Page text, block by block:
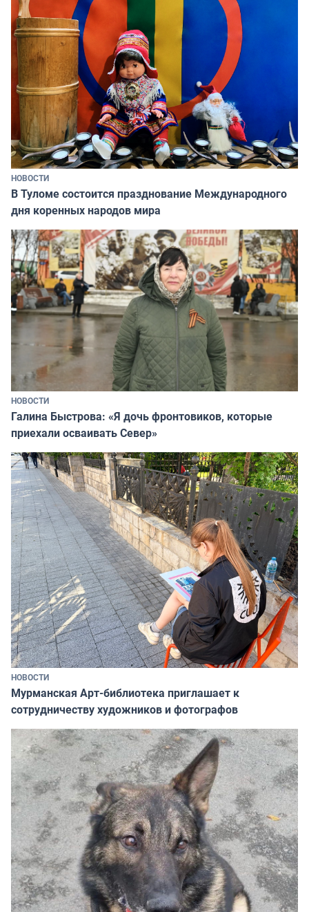
НОВОСТИ
В Туломе состоится празднование Международного
дня коренных народов мира
НОВОСТИ
Галина Быстрова: «Я дочь фронтовиков, которые
приехали осваивать Север»
НОВОСТИ
Мурманская Арт-библиотека приглашает к
сотрудничеству художников и фотографов